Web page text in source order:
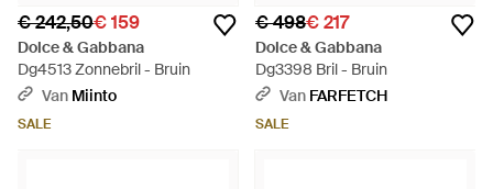
€ 242,50€ 159
Dolce & Gabbana
Dg4513 Zonnebril - Bruin
Van Miinto
SALE
€ 498€ 217
Dolce & Gabbana
Dg3398 Bril - Bruin
Van FARFETCH
SALE